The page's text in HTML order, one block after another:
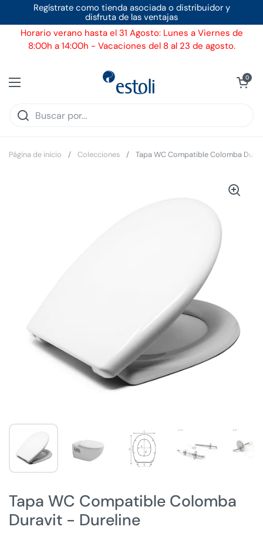
Ir al contenidoRegístrate como tienda asociada o distribuidor y
disfruta de las ventajas
Horario verano hasta el 31 Agosto: Lunes a Viernes de
8:00h a 14:00h - Vacaciones del 8 al 23 de agosto.
Abrir menú
Ver carrito
0
Página de inicio / Colecciones / Tapa WC Compatible Colomba
Tapa WC Compatible Colomba
Duravit - Dureline